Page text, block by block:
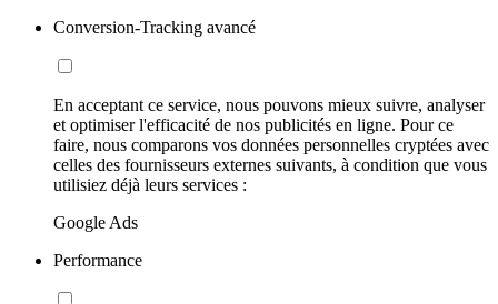
Conversion-Tracking avancé
En acceptant ce service, nous pouvons mieux suivre, analyser
et optimiser l'efficacité de nos publicités en ligne. Pour ce
faire, nous comparons vos données personnelles cryptées avec
celles des fournisseurs externes suivants, à condition que vous
utilisiez déjà leurs services :
Google Ads
Performance